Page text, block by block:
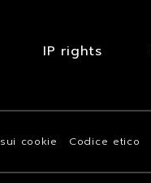
IP rights
cookie Codice etico